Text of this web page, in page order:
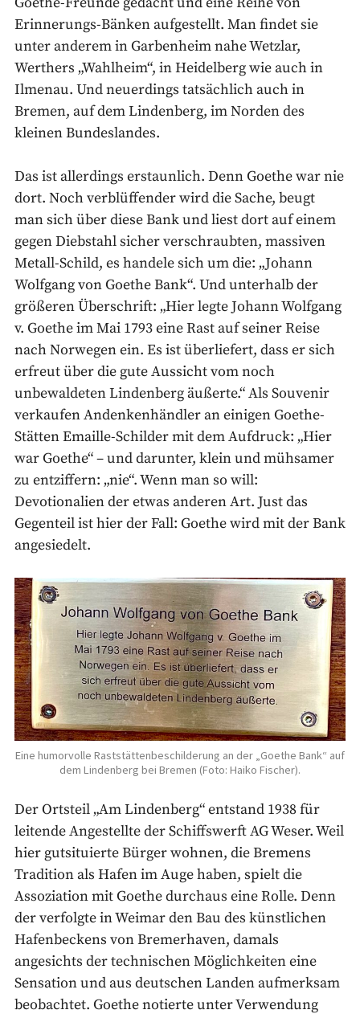
Erinnerungs-Bänken aufgestellt. Man findet sie
unter anderem in Garbenheim nahe Wetzlar,
Werthers „Wahlheim“, in Heidelberg wie auch in
Ilmenau. Und neuerdings tatsächlich auch in
Bremen, auf dem Lindenberg, im Norden des
kleinen Bundeslandes.
Das ist allerdings erstaunlich. Denn Goethe war nie
dort. Noch verblüffender wird die Sache, beugt
man sich über diese Bank und liest dort auf einem
gegen Diebstahl sicher verschraubten, massiven
Metall-Schild, es handele sich um die: „Johann
Wolfgang von Goethe Bank“. Und unterhalb der
größeren Überschrift: „Hier legte Johann Wolfgang
v. Goethe im Mai 1793 eine Rast auf seiner Reise
nach Norwegen ein. Es ist überliefert, dass er sich
erfreut über die gute Aussicht vom noch
unbewaldeten Lindenberg äußerte.“ Als Souvenir
verkaufen Andenkenhändler an einigen Goethe-
Stätten Emaille-Schilder mit dem Aufdruck: „Hier
war Goethe“ – und darunter, klein und mühsamer
zu entziffern: „nie“. Wenn man so will:
Devotionalien der etwas anderen Art. Just das
Gegenteil ist hier der Fall: Goethe wird mit der Bank
angesiedelt.
Eine humorvolle Raststättenbeschilderung an der „Goethe Bank“ auf
dem Lindenberg bei Bremen (Foto: Haiko Fischer).
Der Ortsteil „Am Lindenberg“ entstand 1938 für
leitende Angestellte der Schiffswerft AG Weser. Weil
hier gutsituierte Bürger wohnen, die Bremens
Tradition als Hafen im Auge haben, spielt die
Assoziation mit Goethe durchaus eine Rolle. Denn
der verfolgte in Weimar den Bau des künstlichen
Hafenbeckens von Bremerhaven, damals
angesichts der technischen Möglichkeiten eine
Sensation und aus deutschen Landen aufmerksam
beobachtet. Goethe notierte unter Verwendung